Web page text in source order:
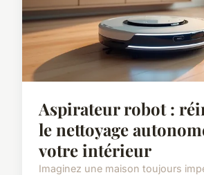
Aspirateur robot :
le nettoyage
votre intérieur
Imaginez une maison toujours